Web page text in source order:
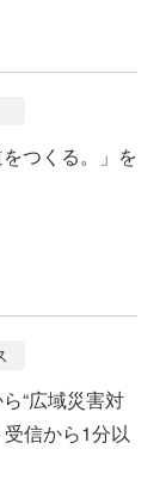
つくる。」を
“広域災害対
信から1分以